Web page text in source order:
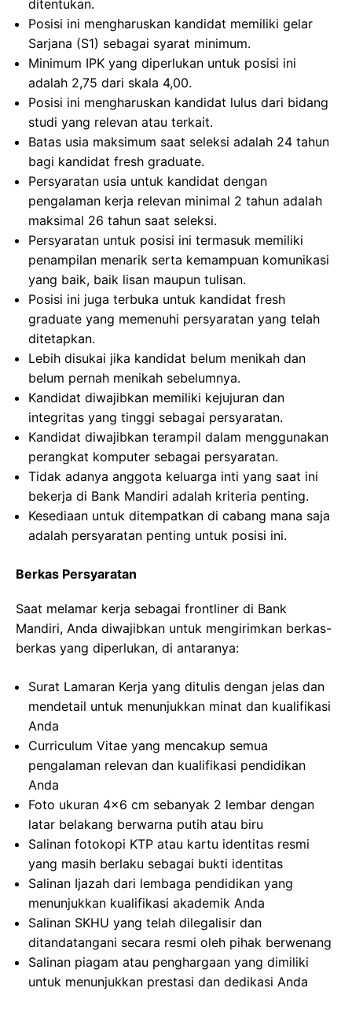
ditentukan.
Posisi ini mengharuskan kandidat memiliki gelar
Sarjana (S1) sebagai syarat minimum.
Minimum IPK yang diperlukan untuk posisi ini
adalah 2,75 dari skala 4,00.
Posisi ini mengharuskan kandidat lulus dari bidang
studi yang relevan atau terkait.
Batas usia maksimum saat seleksi adalah 24 tahun
bagi kandidat fresh graduate.
Persyaratan usia untuk kandidat dengan
pengalaman kerja relevan minimal 2 tahun adalah
maksimal 26 tahun saat seleksi.
Persyaratan untuk posisi ini termasuk memiliki
penampilan menarik serta kemampuan komunikasi
yang baik, baik lisan maupun tulisan.
Posisi ini juga terbuka untuk kandidat fresh
graduate yang memenuhi persyaratan yang telah
ditetapkan.
Lebih disukai jika kandidat belum menikah dan
belum pernah menikah sebelumnya.
Kandidat diwajibkan memiliki kejujuran dan
integritas yang tinggi sebagai persyaratan.
Kandidat diwajibkan terampil dalam menggunakan
perangkat komputer sebagai persyaratan.
Tidak adanya anggota keluarga inti yang saat ini
bekerja di Bank Mandiri adalah kriteria penting.
Kesediaan untuk ditempatkan di cabang mana saja
adalah persyaratan penting untuk posisi ini.
Berkas Persyaratan
Saat melamar kerja sebagai frontliner di Bank
Mandiri, Anda diwajibkan untuk mengirimkan berkas-
berkas yang diperlukan, di antaranya:
Surat Lamaran Kerja yang ditulis dengan jelas dan
mendetail untuk menunjukkan minat dan kualifikasi
Anda
Curriculum Vitae yang mencakup semua
pengalaman relevan dan kualifikasi pendidikan
Anda
Foto ukuran 4×6 cm sebanyak 2 lembar dengan
latar belakang berwarna putih atau biru
Salinan fotokopi KTP atau kartu identitas resmi
yang masih berlaku sebagai bukti identitas
Salinan Ijazah dari lembaga pendidikan yang
menunjukkan kualifikasi akademik Anda
Salinan SKHU yang telah dilegalisir dan
ditandatangani secara resmi oleh pihak berwenang
Salinan piagam atau penghargaan yang dimiliki
untuk menunjukkan prestasi dan dedikasi Anda